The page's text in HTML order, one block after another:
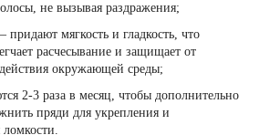
не вызывая раздражения;
мягкость и гладкость, что
расчесывание и защищает от
окружающей среды;
2-3 раза в месяц, чтобы дополнительно
пряди для укрепления и